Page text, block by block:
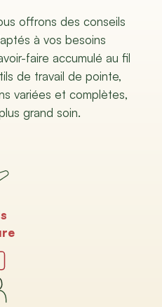
offrons des conseils
à vos besoins
faire accumulé au fil
de travail de pointe,
variées et complètes,
grand soin.